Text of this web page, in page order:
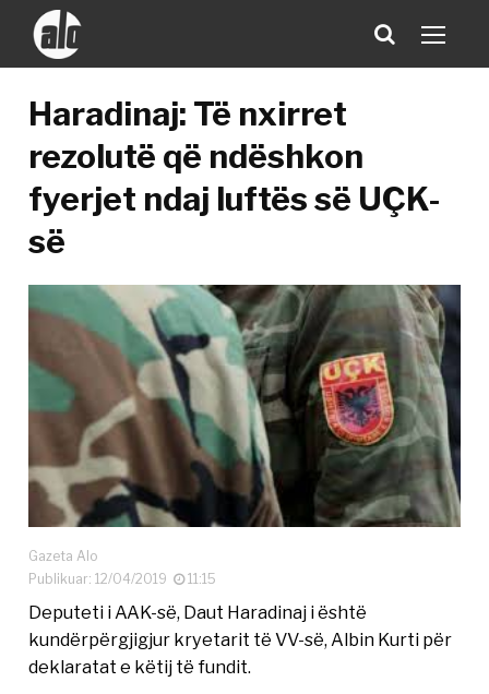
Haradinaj: Të nxirret
rezolutë që ndëshkon
fyerjet ndaj luftës së UÇK-
së
Gazeta Alo
Publikuar: 12/04/2019
11:15
Deputeti i AAK-së, Daut Haradinaj i është
kundërpërgjigjur kryetarit të VV-së, Albin Kurti për
deklaratat e këtij të fundit.